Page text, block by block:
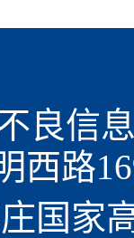
良信
西路
国家